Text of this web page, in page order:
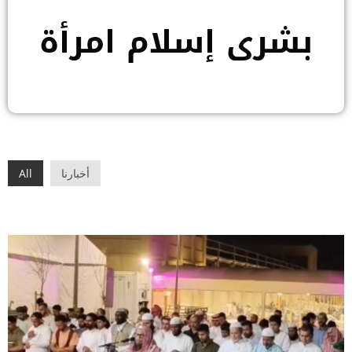
بشرى إسلام امرأة
All أخبارنا